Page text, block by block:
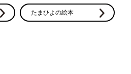
たまひよの絵本